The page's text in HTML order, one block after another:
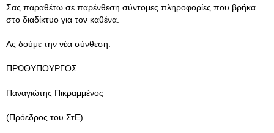
Σας παραθέτω σε παρένθεση σύντομες πληροφορίες που βρήκα
στο διαδίκτυο για τον καθένα.
Ας δούμε την νέα σύνθεση:
ΠΡΩΘΥΠΟΥΡΓΟΣ
Παναγιώτης Πικραμμένος
(Πρόεδρος του ΣτΕ)